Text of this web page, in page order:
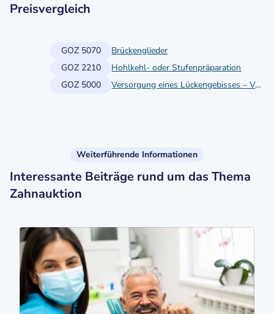
Preisvergleich
GOZ 5070
Brückenglieder
GOZ 2210
Hohlkehl- oder Stufenpräparation
GOZ 5000
Versorgung eines Lückengebisses – Vollkrone als Brücken- oder Prothesenanker (Tangentialpräparation)
Weiterführende Informationen
Interessante Beiträge rund um das Thema
Zahnauktion